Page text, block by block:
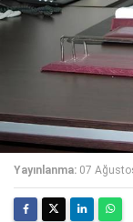
Yayınlanma: 07